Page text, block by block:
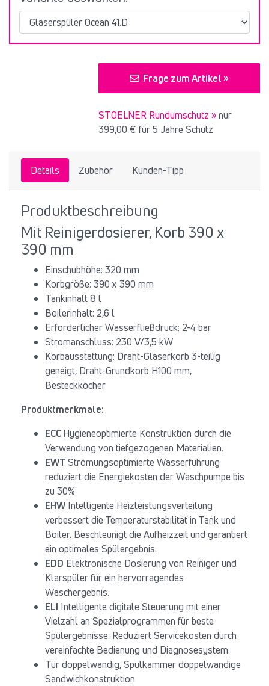
Frage zum Artikel »
STOELNER Rundumschutz »nur
399,00 €für 5 Jahre Schutz
Details Zubehör Kunden-Tipp
Produktbeschreibung
Mit Reinigerdosierer, Korb 390 x
390 mm
Einschubhöhe: 320 mm
Korbgröße: 390 x 390 mm
Tankinhalt 8 l
Boilerinhalt: 2,6 l
Erforderlicher Wasserfließdruck: 2-4 bar
Stromanschluss: 230 V/3,5 kW
Korbausstattung: Draht-Gläserkorb 3-teilig
geneigt, Draht-Grundkorb H100 mm,
Besteckköcher
Produktmerkmale:
ECCHygieneoptimierte Konstruktion durch die
Verwendung von tiefgezogenen Materialien.
EWTStrömungsoptimierte Wasserführung
reduziert die Energiekosten der Waschpumpe bis
zu 30%
EHWIntelligente Heizleistungsverteilung
verbessert die Temperaturstabilität in Tank und
Boiler. Beschleunigt die Aufheizzeit und garantiert
ein optimales Spülergebnis.
EDD Elektronische Dosierung von Reiniger und
Klarspüler für ein hervorragendes
Waschergebnis.
ELI Intelligente digitale Steuerung mit einer
Vielzahl an Spezialprogrammen für beste
Spülergebnisse. Reduziert Servicekosten durch
vereinfachte Bedienung und Diagnosesystem.
Tür doppelwandig, Spülkammer doppelwandige
Sandwichkonstruktion